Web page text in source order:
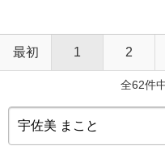
最初 1 2
全62件